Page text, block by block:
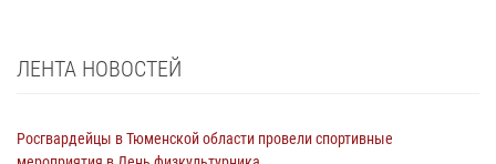
ЛЕНТА НОВОСТЕЙ
Росгвардейцы в Тюменской области провели спортивные